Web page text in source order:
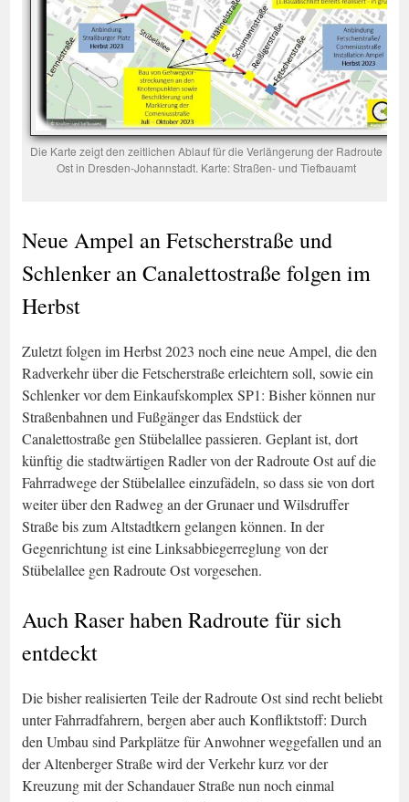
Die Karte zeigt den zeitlichen Ablauf für die Verlängerung der Radroute
Ost in Dresden-Johannstadt. Karte: Straßen- und Tiefbauamt
Neue Ampel an Fetscherstraße und
Schlenker an Canalettostraße folgen im
Herbst
Zuletzt folgen im Herbst 2023 noch eine neue Ampel, die den
Radverkehr über die Fetscherstraße erleichtern soll, sowie ein
Schlenker vor dem Einkaufskomplex SP1: Bisher können nur
Straßenbahnen und Fußgänger das Endstück der
Canalettostraße gen Stübelallee passieren. Geplant ist, dort
künftig die stadtwärtigen Radler von der Radroute Ost auf die
Fahrradwege der Stübelallee einzufädeln, so dass sie von dort
weiter über den Radweg an der Grunaer und Wilsdruffer
Straße bis zum Altstadtkern gelangen können. In der
Gegenrichtung ist eine Linksabbiegerreglung von der
Stübelallee gen Radroute Ost vorgesehen.
Auch Raser haben Radroute für sich
entdeckt
Die bisher realisierten Teile der Radroute Ost sind recht beliebt
unter Fahrradfahrern, bergen aber auch Konfliktstoff: Durch
den Umbau sind Parkplätze für Anwohner weggefallen und an
der Altenberger Straße wird der Verkehr kurz vor der
Kreuzung mit der Schandauer Straße nun noch einmal